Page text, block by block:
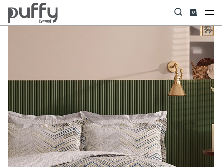
Anasayfa Uyku Tekstili Rolf